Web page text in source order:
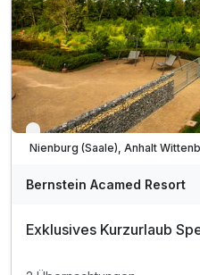
WAR
202
Verfügbar bis Dezember
Nienburg (Saale), Anhalt
Bernstein Acamed Resort
Exklusives Kurzurlaub